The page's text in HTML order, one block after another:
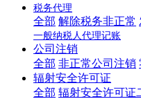
税务代理
全部 解除税务非正常
一般纳税人代理记账
公司注销
全部 非正常公司注销
辐射安全许可证
全部 辐射安全许可证